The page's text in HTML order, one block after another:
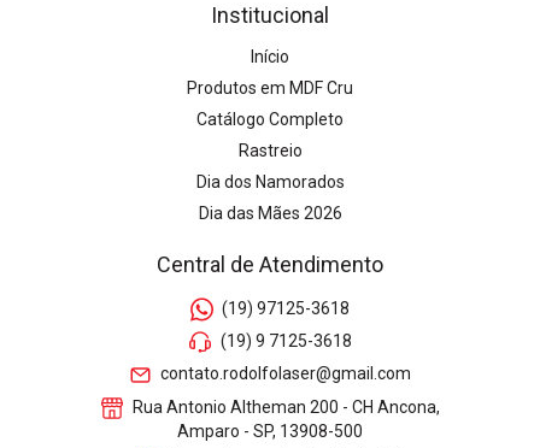
Institucional
Início
Produtos em MDF Cru
Catálogo Completo
Rastreio
Dia dos Namorados
Dia das Mães 2026
Central de Atendimento
(19) 97125-3618
(19) 9 7125-3618
contato.rodolfolaser@gmail.com
Rua Antonio Altheman 200 - CH Ancona,
Amparo - SP, 13908-500